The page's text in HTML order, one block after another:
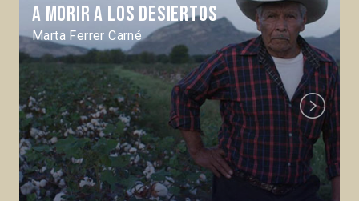
A morir a los desiertos
Marta Ferrer Carné
Next